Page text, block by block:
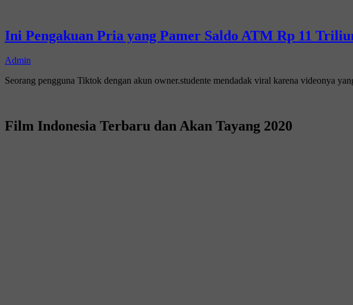
Ini Pengakuan Pria yang Pamer Saldo ATM Rp 11
Admin
Seorang pengguna Tiktok dengan akun owner.studente mendadak viral karena videonya
Film Indonesia Terbaru dan Akan Tayang 2020